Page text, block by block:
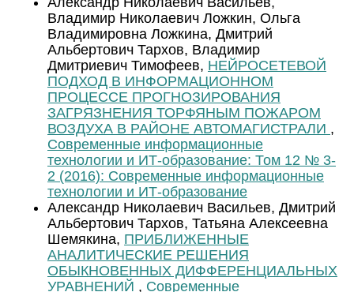
Владимир Николаевич Ложкин, Ольга
Владимировна Ложкина, Дмитрий
Альбертович Тархов, Владимир
Дмитриевич Тимофеев, НЕЙРОСЕТЕВОЙ
ПОДХОД В ИНФОРМАЦИОННОМ
ПРОЦЕССЕ ПРОГНОЗИРОВАНИЯ
ЗАГРЯЗНЕНИЯ ТОРФЯНЫМ ПОЖАРОМ
ВОЗДУХА В РАЙОНЕ АВТОМАГИСТРАЛИ ,
Современные информационные
технологии и ИТ-образование: Том 12 № 3-
2 (2016): Современные информационные
технологии и ИТ-образование
Александр Николаевич Васильев, Дмитрий
Альбертович Тархов, Татьяна Алексеевна
Шемякина, ПРИБЛИЖЕННЫЕ
АНАЛИТИЧЕСКИЕ РЕШЕНИЯ
ОБЫКНОВЕННЫХ ДИФФЕРЕНЦИАЛЬНЫХ
УРАВНЕНИЙ , Современные